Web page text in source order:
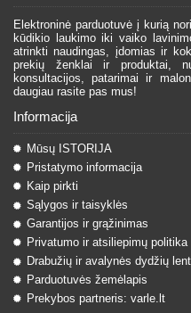
Elektroninė parduotuvė į kurią
kūdikio laukimo iki vaiko
atrinkti naudingas, įdomias ir
prekių ženklai ir produktai,
konsultacijos, patarimai ir
daugiau rasite pas mus!
Informacija
Mūsų ISTORIJA
Pristatymo informacija
Kaip pirkti
Sąlygos ir taisyklės
Garantijos ir grąžinimas
Privatumo ir atsiliepimų politika
Drabužių ir avalynės dydžių
Parduotuvės žemėlapis
Prekybos partneris: varle.lt